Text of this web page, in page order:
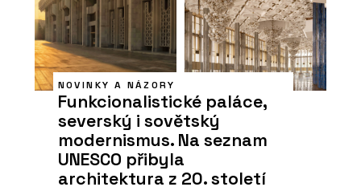
NOVINKY A NÁZORY
Funkcionalistické paláce,
severský i sovětský
modernismus. Na seznam
UNESCO přibyla
architektura z 20. století